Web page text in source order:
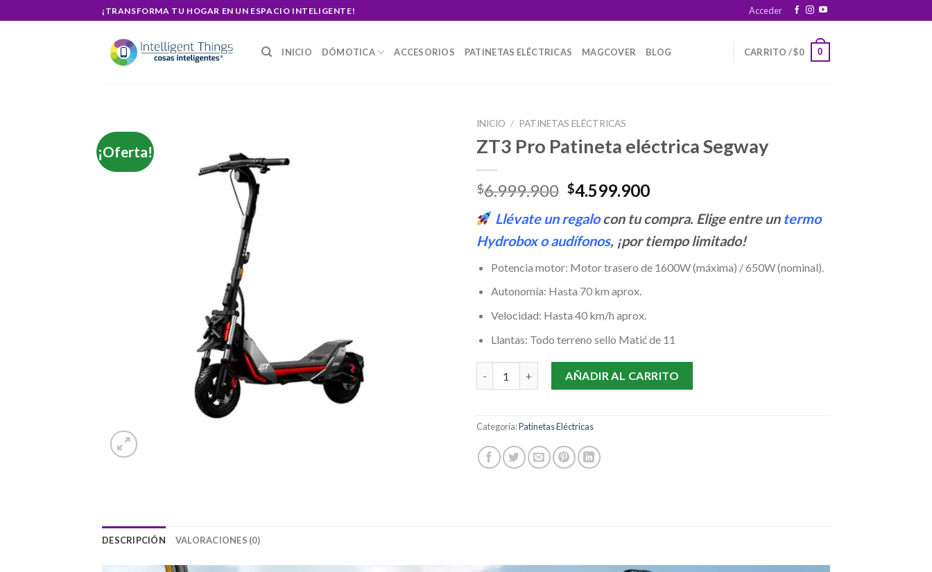
to
¡TRANSFORMA TU HOGAR EN UN ESPACIO INTELIGENTE! Acceder
INICIO DÓMOTICA ACCESORIOS PATINETAS ELÉCTRICAS MAGCOVER BLOG CARRITO /$0 0
¡Oferta!
INICIO / PATINETAS ELÉCTRICAS
ZT3 Pro Patineta eléctrica Segway
$6.999.900 Original
was:
$6.999.900.
$4.599.900Current
is:
$4.599.900.
Llévate un regalocon tu compra. Elige entre un termo
Hydroboxoaudífonos, ¡por tiempo limitado!
Potencia motor: Motor trasero de 1600W (máxima) / 650W (nominal).
Autonomía: Hasta 70 km aprox.
Velocidad: Hasta 40 km/h aprox.
Llantas: Todo terreno sello Matić de 11
ZT3 Pro Patineta eléctrica Segway cantidad
AÑADIR AL CARRITO
Categoría:Patinetas Eléctricas
DESCRIPCIÓN VALORACIONES (0)